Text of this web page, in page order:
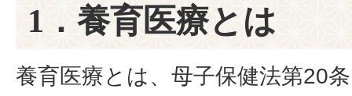
1．養育医療とは
養育医療とは、母子保健法第20